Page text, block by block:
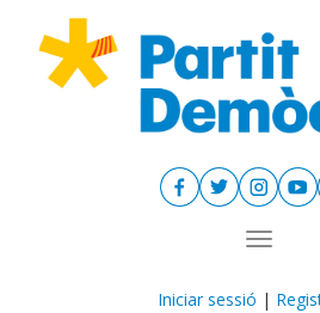
Toggle navigation
Iniciar sessió |